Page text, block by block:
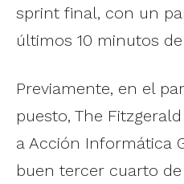
sprint final, con un
últimos 10 minutos
Previamente, en el
puesto, The
a Acción Informática
buen tercer cuarto